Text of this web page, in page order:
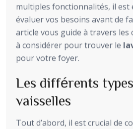
multiples fonctionnalités, il est
évaluer vos besoins avant de
article vous guide à travers
à considérer pour trouver le
pour votre foyer.
Les différents
vaisselles
Tout d’abord, il est crucial de